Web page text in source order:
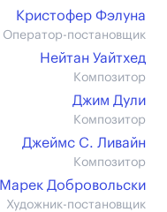
Кристофер Фэлуна
Оператор-постановщик
Нейтан Уайтхед
Композитор
Джим Дули
Композитор
Джеймс С. Ливайн
Композитор
Марек Добровольски
Художник-постановщик